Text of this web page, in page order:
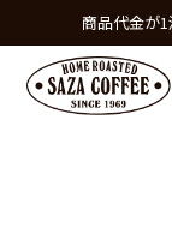
商品代金が